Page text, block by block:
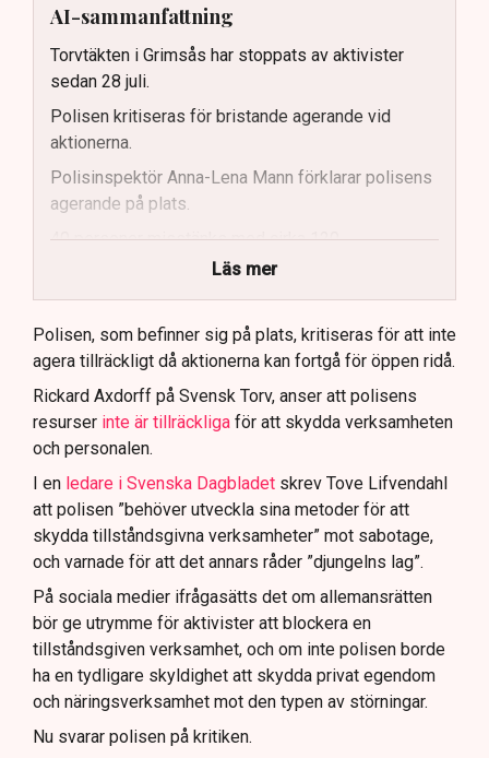
AI-sammanfattning
Torvtäkten i Grimsås har stoppats av aktivister
sedan 28 juli.
Polisen kritiseras för bristande agerande vid
aktionerna.
Polisinspektör Anna-Lena Mann förklarar polisens
agerande på plats.
40 personer misstänks med cirka 120
brottsmisstankar kopplade.
Polisen använder drönare och uniformerad polis
för att dokumentera bevis.
Samtidigt är polisarbetet komplext när det gäller
att navigera juridiska rättigheter och gränser.
Läs mer
Polisen, som befinner sig på plats, kritiseras för att inte
agera tillräckligt då aktionerna kan fortgå för öppen ridå.
Rickard Axdorff på Svensk Torv, anser att polisens
resurser inte är tillräckliga för att skydda verksamheten
och personalen.
I en ledare i Svenska Dagbladet skrev Tove Lifvendahl
att polisen ”behöver utveckla sina metoder för att
skydda tillståndsgivna verksamheter” mot sabotage,
och varnade för att det annars råder ”djungelns lag”.
På sociala medier ifrågasätts det om allemansrätten
bör ge utrymme för aktivister att blockera en
tillståndsgiven verksamhet, och om inte polisen borde
ha en tydligare skyldighet att skydda privat egendom
och näringsverksamhet mot den typen av störningar.
Nu svarar polisen på kritiken.